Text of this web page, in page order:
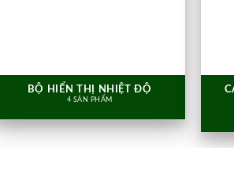
BỘ HIỂN THỊ NHIỆT ĐỘ
4 SẢN PHẨM